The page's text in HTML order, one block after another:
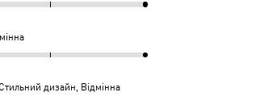
Стильний дизайн, Відмінна